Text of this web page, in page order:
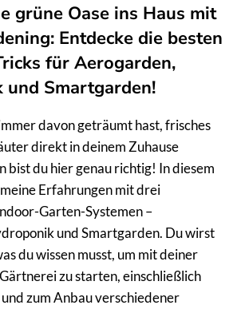
grüne Oase ins Haus mit
Entdecke die besten
für Aerogarden,
und Smartgarden!
davon geträumt hast, frisches
direkt in deinem Zuhause
bist du hier genau richtig! In diesem
Erfahrungen mit drei
Garten-Systemen –
und Smartgarden. Du wirst
du wissen musst, um mit deiner
zu starten, einschließlich
zum Anbau verschiedener